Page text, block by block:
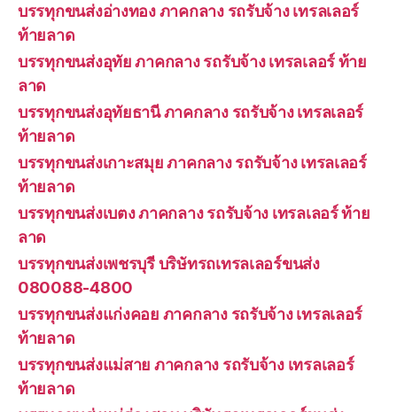
บรรทุกขนส่งอ่างทอง ภาคกลาง รถรับจ้าง เทรลเลอร์
ท้ายลาด
บรรทุกขนส่งอุทัย ภาคกลาง รถรับจ้าง เทรลเลอร์ ท้าย
ลาด
บรรทุกขนส่งอุทัยธานี ภาคกลาง รถรับจ้าง เทรลเลอร์
ท้ายลาด
บรรทุกขนส่งเกาะสมุย ภาคกลาง รถรับจ้าง เทรลเลอร์
ท้ายลาด
บรรทุกขนส่งเบตง ภาคกลาง รถรับจ้าง เทรลเลอร์ ท้าย
ลาด
บรรทุกขนส่งเพชรบุรี บริษัทรถเทรลเลอร์ขนส่ง
080088-4800
บรรทุกขนส่งแก่งคอย ภาคกลาง รถรับจ้าง เทรลเลอร์
ท้ายลาด
บรรทุกขนส่งแม่สาย ภาคกลาง รถรับจ้าง เทรลเลอร์
ท้ายลาด